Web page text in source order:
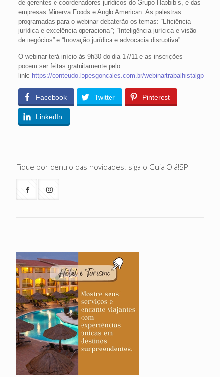
de gerentes e coordenadores jurídicos do Grupo Habbib’s, e das
empresas Minerva Foods e Anglo American. As palestras
programadas para o webinar debaterão os temas: “Eficiência
jurídica e excelência operacional”; “Inteligência jurídica e visão
de negócios” e “Inovação jurídica e advocacia disruptiva”.
O webinar terá início às 9h30 do dia 17/11 e as inscrições
podem ser feitas gratuitamente pelo
link: https://conteudo.lopesgoncales.com.br/webinartrabalhistalgp
Facebook Twitter Pinterest
LinkedIn
Fique por dentro das novidades: siga o Guia Olá!SP